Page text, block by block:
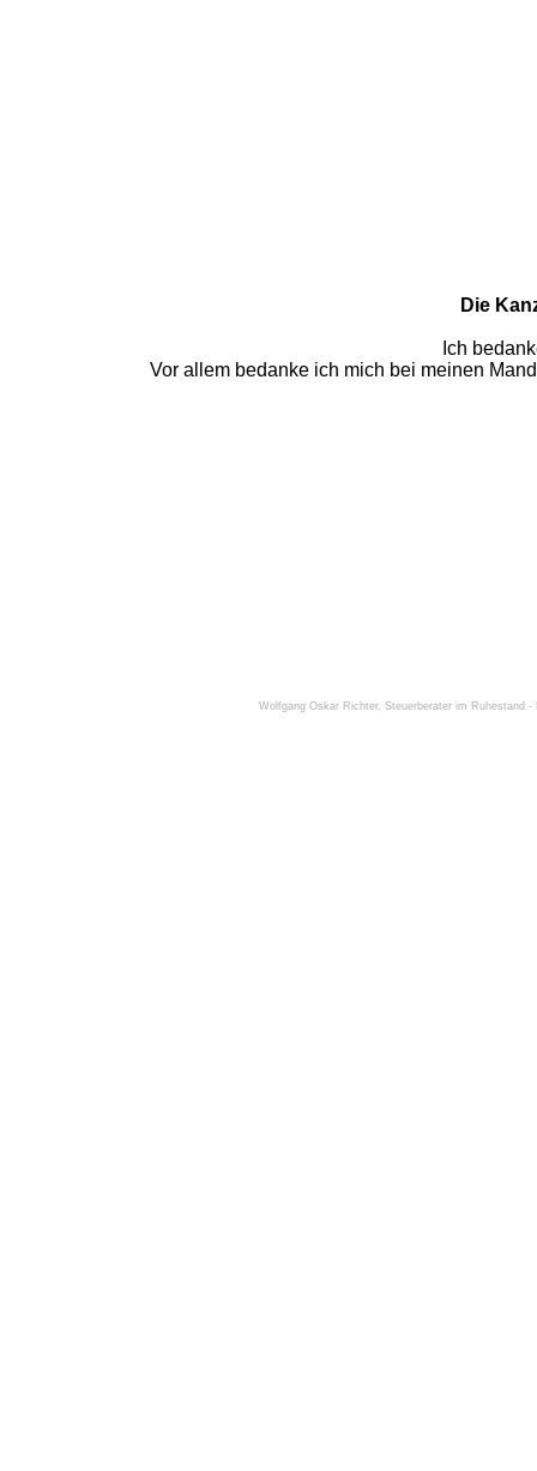
Die
Ich
Vor allem bedanke ich mich bei meinen
Wolfgang Oskar Richter, Steuerberater im Ruhestand